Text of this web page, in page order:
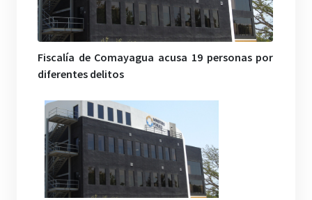
Fiscalía de Comayagua acusa 19 personas por
diferentes delitos